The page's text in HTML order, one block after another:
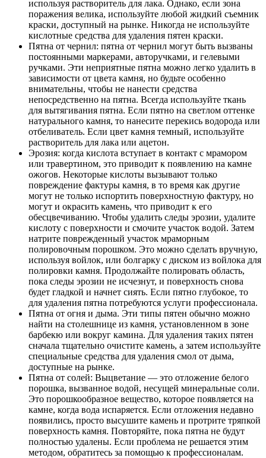
используя растворитель для лака. Однако, если зона
поражения велика, используйте любой жидкий съемник
краски, доступный на рынке. Никогда не используйте
кислотные средства для удаления пятен краски.
Пятна от чернил: пятна от чернил могут быть вызваны
постоянными маркерами, авторучками, и гелевыми
ручками. Эти неприятные пятна можно легко удалить в
зависимости от цвета камня, но будьте особенно
внимательны, чтобы не нанести средства
непосредственно на пятна. Всегда используйте ткань
для вытягивания пятна. Если пятно на светлом оттенке
натурального камня, то нанесите перекись водорода или
отбеливатель. Если цвет камня темный, используйте
растворитель для лака или ацетон.
Эрозия: когда кислота вступает в контакт с мрамором
или травертином, это приводит к появлению на камне
ожогов. Некоторые кислоты вызывают только
повреждение фактуры камня, в то время как другие
могут не только испортить поверхностную фактуру, но
могут и окрасить камень, что приводит к его
обесцвечиванию. Чтобы удалить следы эрозии, удалите
кислоту с поверхности и смочите участок водой. Затем
натрите поврежденный участок мраморным
полировочным порошком. Это можно сделать вручную,
используя войлок, или болгарку с диском из войлока для
полировки камня. Продолжайте полировать область,
пока следы эрозии не исчезнут, и поверхность снова
будет гладкой и начнет сиять. Если пятно глубокое, то
для удаления пятна потребуются услуги профессионала.
Пятна от огня и дыма. Эти типы пятен обычно можно
найти на столешнице из камня, установленном в зоне
барбекю или вокруг камина. Для удаления таких пятен
сначала тщательно очистите камень, а затем используйте
специальные средства для удаления смол от дыма,
доступные на рынке.
Пятна от солей: Выцветание — это отложение белого
порошка, вызванное водой, несущей минеральные соли.
Это порошкообразное вещество, которое появляется на
камне, когда вода испаряется. Если отложения недавно
появились, просто высушите камень и протрите тряпкой
поверхность камня. Повторяйте, пока пятна не будут
полностью удалены. Если проблема не решается этим
методом, обратитесь за помощью к профессионалам.